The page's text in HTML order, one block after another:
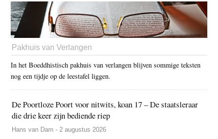
Pakhuis van Verlangen
In het Boeddhistisch pakhuis van verlangen blijven sommige teksten
nog een tijdje op de leestafel liggen.
De Poortloze Poort voor nitwits, koan 17 – De staatsleraar
die drie keer zijn bediende riep
Hans van Dam - 2 augustus 2026